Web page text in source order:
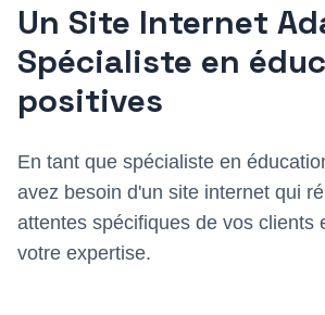
Un Site Internet
Spécialiste en
positives
En tant que spécialiste en
avez besoin d'un site internet qui
attentes spécifiques de vos clients
votre expertise.